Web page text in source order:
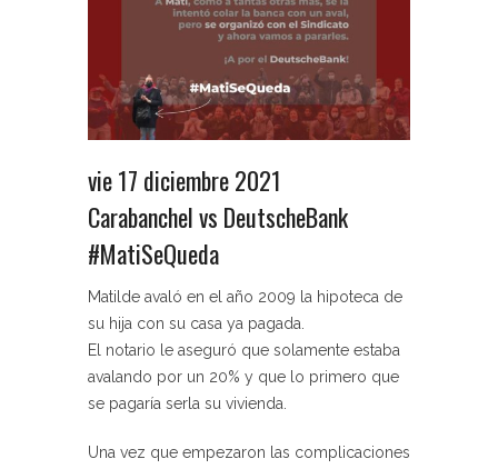
vie 17 diciembre 2021
Carabanchel vs DeutscheBank
#MatiSeQueda
Matilde avaló en el año 2009 la hipoteca de
su hija con su casa ya pagada.
El notario le aseguró que solamente estaba
avalando por un 20% y que lo primero que
se pagaría serla su vivienda.
Una vez que empezaron las complicaciones